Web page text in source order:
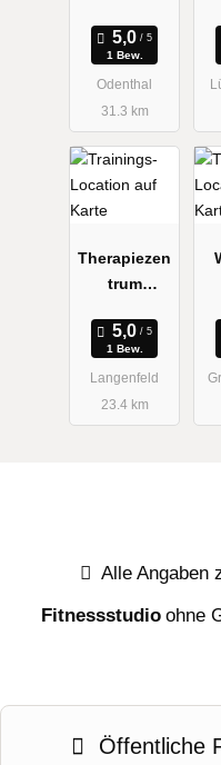
1 Bew.
Odenthal
31.3 km
Therapiezen
trum
Göddertz
1 Bew.
Langenfeld
23.4 km
Alle Angaben
Fitnessstudio ohne
Öffentliche